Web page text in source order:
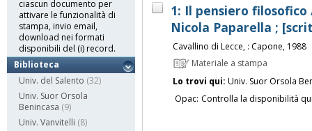
ciascun documento per
attivare le funzionalità di
stampa, invio email,
download nei formati
disponibili del (i) record.
Biblioteca
Univ. del Salento (32)
Univ. Suor Orsola
Benincasa (9)
Univ. Vanvitelli (8)
1: Il pensiero
Nicola Paparella ;
Cavallino di Lecce, : Capone, 1988
Materiale a stampa
Lo trovi qui: Univ. Suor Orsola
Opac: Controlla la disponibilità